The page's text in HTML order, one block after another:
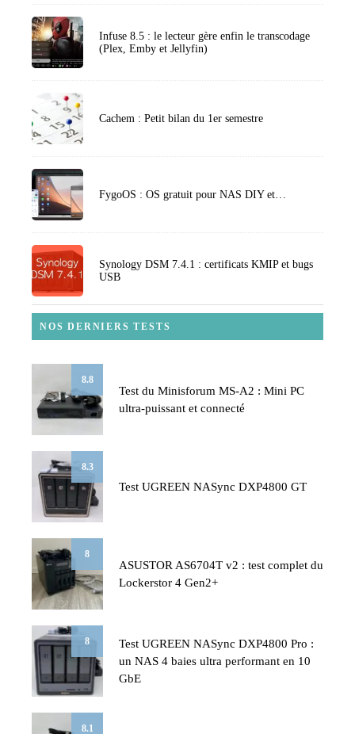
Infuse 8.5 : le lecteur gère enfin le transcodage
(Plex, Emby et Jellyfin)
Cachem : Petit bilan du 1er semestre
FygoOS : OS gratuit pour NAS DIY et…
Synology DSM 7.4.1 : certificats KMIP et bugs
USB
NOS DERNIERS TESTS
8.8
Test du Minisforum MS-A2 : Mini PC
ultra-puissant et connecté
8.3
Test UGREEN NASync DXP4800 GT
8
ASUSTOR AS6704T v2 : test complet du
Lockerstor 4 Gen2+
8
Test UGREEN NASync DXP4800 Pro :
un NAS 4 baies ultra performant en 10
GbE
8.1